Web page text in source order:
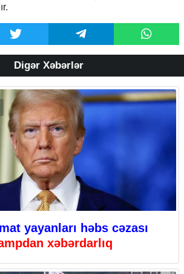
Digər Xəbərlər
yayanları həbs cəzası
xəbərdarlıq